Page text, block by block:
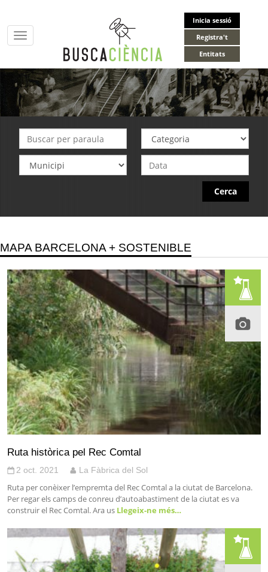
Inicia sessió
Registra't
Entitats
Toggle
navigation
Cerca
MAPA BARCELONA + SOSTENIBLE
Ruta històrica pel Rec Comtal
2 oct. 2021 La Fàbrica del Sol
Ruta per conèixer l’empremta del Rec Comtal a la ciutat de Barcelona.
Per regar els camps de conreu d’autoabastiment de la ciutat es va
construir el Rec Comtal. Ara us Llegeix-ne més…